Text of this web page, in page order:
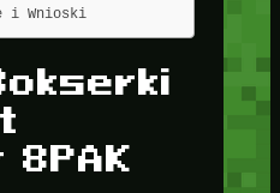
i Wnioski
8PAK